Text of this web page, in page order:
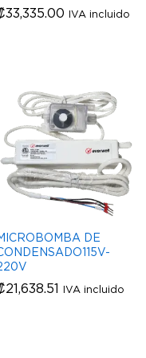
33,335.00 IVA incluido
33,335.00
DE
21,638.51 IVA incluido
21,638.51